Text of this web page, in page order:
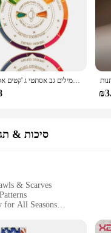
סילוף צבע מצפן אמייל חידוש לוח צבעים סרוג גלגל תג עבור תרמילים גב אסתטי ג 'קטים אסתטיים
סיכות &
& Scarves
for All Seasons
and Durable